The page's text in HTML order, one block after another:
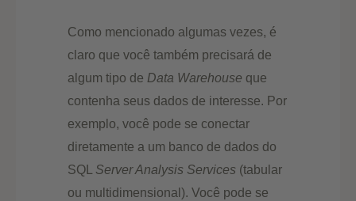
Como mencionado algumas vezes, é
claro que você também precisará de
algum tipo de Data Warehouse que
contenha seus dados de interesse. Por
exemplo, você pode se conectar
diretamente a um banco de dados do
SQL Server Analysis Services (tabular
ou multidimensional). Você pode se